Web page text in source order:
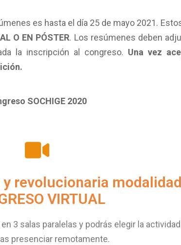
es hasta el día 25 de mayo 2021.
O EN PÓSTER. Los resúmenes deben
la inscripción al congreso. Una vez
SOCHIGE 2020
y revolucionaria modalidad
VIRTUAL
3 salas paralelas y podrás elegir la actividad
presenciar remotamente.